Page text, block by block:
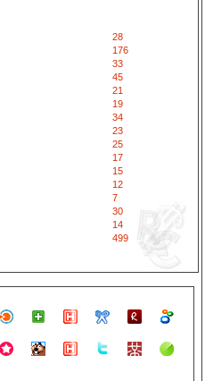
28
176
33
45
21
19
34
23
25
17
15
12
7
30
14
499